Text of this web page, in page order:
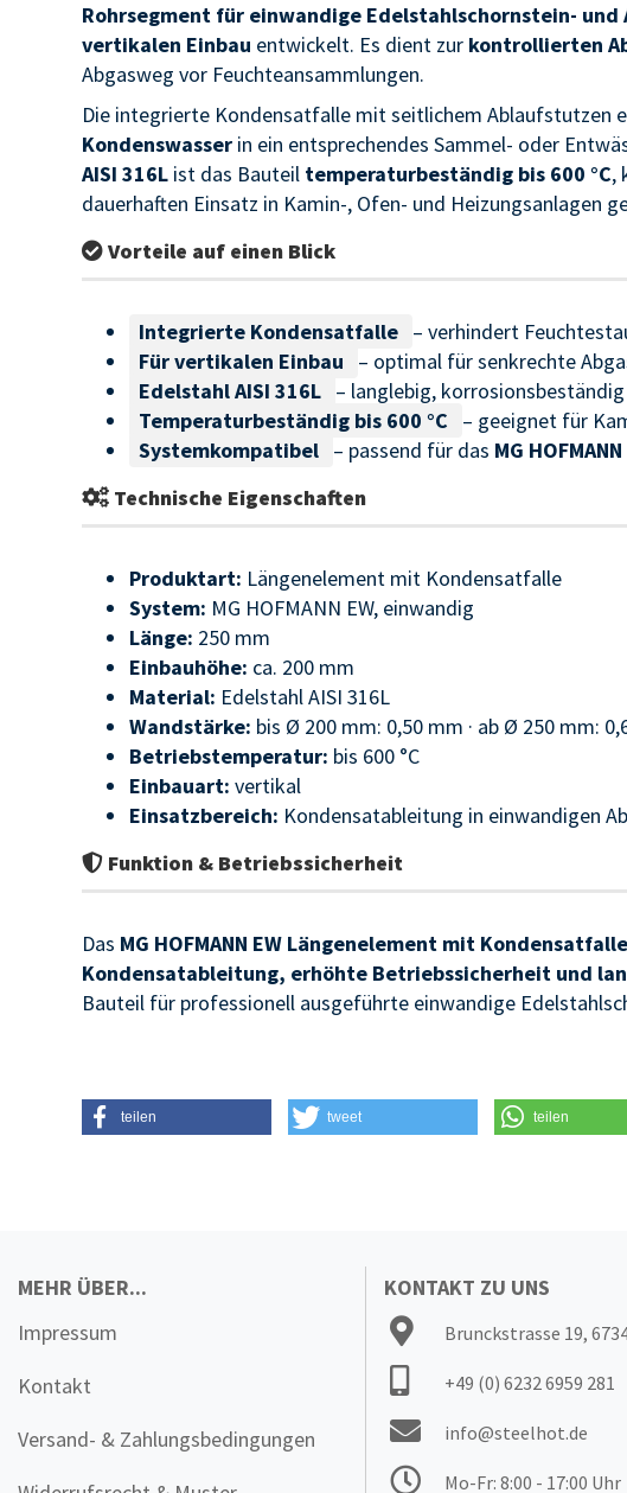
Rohrsegment für einwandige Edelstahlschornstein- und
vertikalen Einbau entwickelt. Es dient zur kontrollierten
Abgasweg vor Feuchteansammlungen.
Die integrierte Kondensatfalle mit seitlichem Ablaufstutzen
Kondenswasserin ein entsprechendes Sammel- oder
AISI 316List das Bauteil temperaturbeständig bis 600 °C,
dauerhaften Einsatz in Kamin-, Ofen- und Heizungsanlagen
Vorteile auf einen Blick
Integrierte Kondensatfalle – verhindert
Für vertikalen Einbau
– optimal für senkrechte
Edelstahl AISI 316L – langlebig,
Temperaturbeständig bis 600 °C
– geeignet für
Systemkompatibel – passend für das MG
Technische Eigenschaften
Produktart: Längenelement mit Kondensatfalle
System: MG HOFMANN EW, einwandig
Länge: 250 mm
Einbauhöhe: ca. 200 mm
Material: Edelstahl AISI 316L
Wandstärke: bis Ø 200 mm: 0,50 mm · ab Ø 250 mm:
Betriebstemperatur: bis 600 °C
Einbauart: vertikal
Einsatzbereich: Kondensatableitung in einwandigen
Funktion & Betriebssicherheit
Das MG HOFMANN EW Längenelement mit Kondensatfalle
Kondensatableitung, erhöhte Betriebssicherheit und
Bauteil für professionell ausgeführte einwandige
teilen tweet teilen
MEHR ÜBER...
Impressum
Kontakt
Versand- & Zahlungsbedingungen
KONTAKT ZU UNS
Brunckstrasse 19,
+49 (0) 6232 6959 281
info@steelhot.de
Mo-Fr: 8:00 - 17:00 Uhr